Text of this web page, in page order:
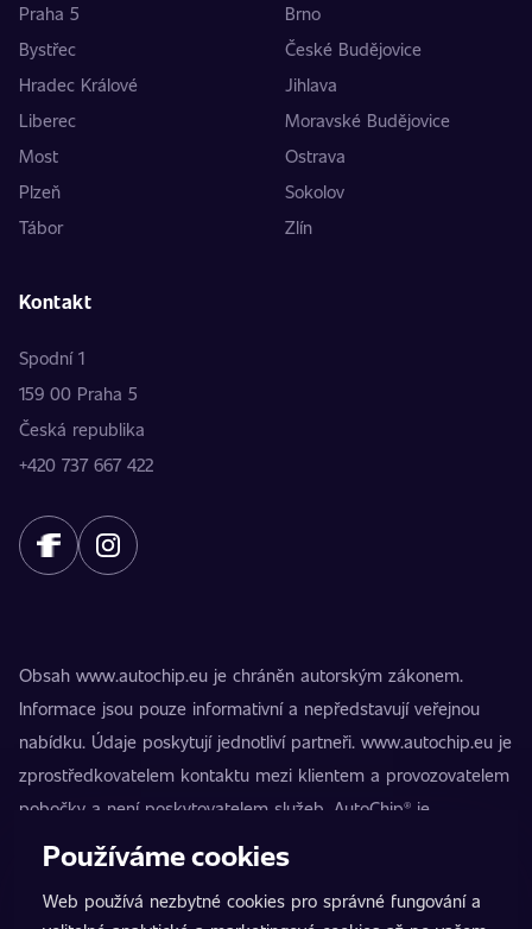
Praha 5
Brno
Bystřec
České Budějovice
Hradec Králové
Jihlava
Liberec
Moravské Budějovice
Most
Ostrava
Plzeň
Sokolov
Tábor
Zlín
Kontakt
Spodní 1
159 00 Praha 5
Česká republika
+420 737 667 422
Obsah www.autochip.eu je chráněn autorským zákonem.
Informace jsou pouze informativní a nepředstavují veřejnou
nabídku. Údaje poskytují jednotliví partneři. www.autochip.eu je
zprostředkovatelem kontaktu mezi klientem a provozovatelem
pobočky a není poskytovatelem služeb. AutoChip® je
registrovaná ochranná známka Petra Kučery. Úpravy, které
nezpůsobilosti vozidla k provozu na pozemních komunikacích.
Používáme cookies
Web používá nezbytné cookies pro správné fungování a